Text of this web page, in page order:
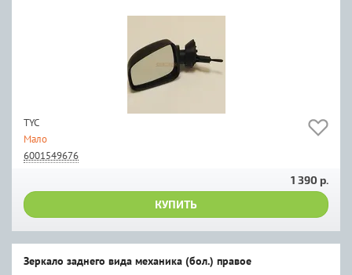
TYC
Мало
6001549676
1 390 р.
КУПИТЬ
Зеркало заднего вида механика (бол.) правое